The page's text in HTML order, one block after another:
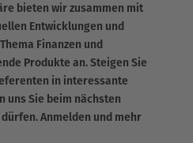
bieten wir zusammen mit
Entwicklungen und
Finanzen und
Produkte an. Steigen Sie
in interessante
uns Sie beim nächsten
Anmelden und mehr